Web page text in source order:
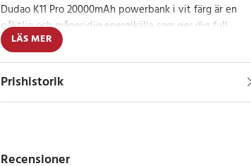
Dudao K11 Pro 20000mAh powerbank i vit färg är en
pålitlig och mångsidig energikälla som ger dig full
kontroll över din laddning. Med fyra inbyggda kablar –
USB-A, USB-C, Lightning och micro USB – kan du
enkelt ladda de flesta smartphones, surfplattor och
tillbehör utan behov av extra kablar. Den stora
kapaciteten på 20 000 mAh gör att du kan ladda dina
LÄS MER
Prishistorik
Recensioner